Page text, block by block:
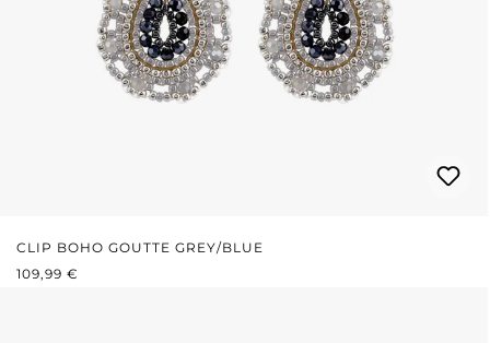
CLIP BOHO GOUTTE GREY/BLUE
PRIX RÉGULIER :
109,99 €